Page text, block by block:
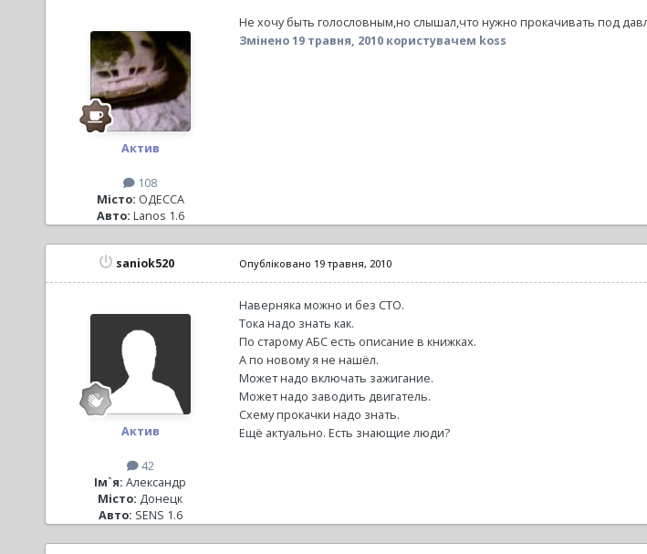
Актив
108
Місто: ОДЕССА
Авто: Lanos 1.6
Не хочу быть голословным,но слышал,что нужно прокачивать под
Змінено19 травня, 2010користувачем koss
saniok520
Актив
42
Ім`я: Александр
Місто: Донецк
Авто: SENS 1.6
Опубліковано 19 травня, 2010
Наверняка можно и без СТО.
Тока надо знать как.
По старому АБС есть описание в книжках.
А по новому я не нашёл.
Может надо включать зажигание.
Может надо заводить двигатель.
Схему прокачки надо знать.
Ещё актуально. Есть знающие люди?